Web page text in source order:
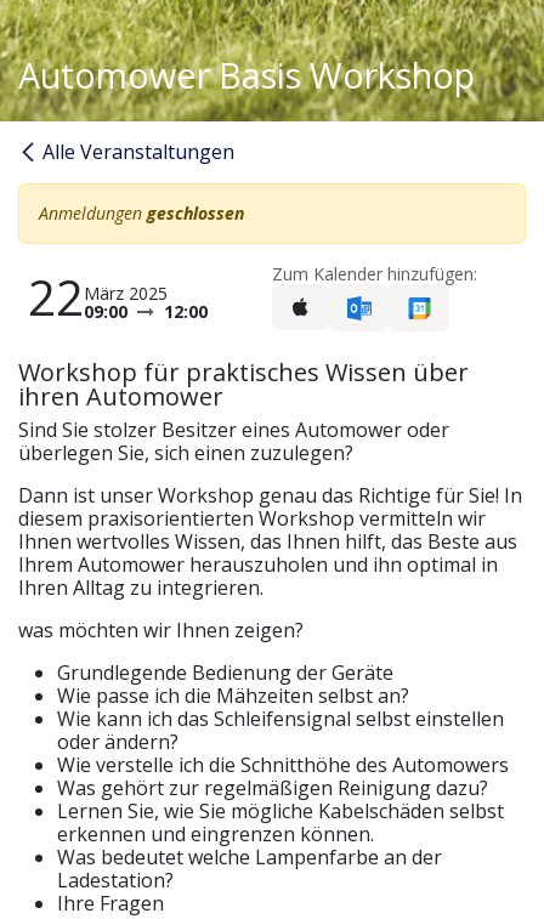
Automower Basis Workshop
Alle Veranstaltungen
Anmeldungengeschlossen
22März 2025
09:00 12:00
Zum Kalender hinzufügen:
Workshop für praktisches Wissen über
ihren Automower
Sind Sie stolzer Besitzer eines Automower oder
überlegen Sie, sich einen zuzulegen?
Dann ist unser Workshop genau das Richtige für Sie! In
diesem praxisorientierten Workshop vermitteln wir
Ihnen wertvolles Wissen, das Ihnen hilft, das Beste aus
Ihrem Automower herauszuholen und ihn optimal in
Ihren Alltag zu integrieren.
was möchten wir Ihnen zeigen?
Grundlegende Bedienung der Geräte
Wie passe ich die Mähzeiten selbst an?
Wie kann ich das Schleifensignal selbst einstellen
oder ändern?
Wie verstelle ich die Schnitthöhe des Automowers
Was gehört zur regelmäßigen Reinigung dazu?
Lernen Sie, wie Sie mögliche Kabelschäden selbst
erkennen und eingrenzen können.
Was bedeutet welche Lampenfarbe an der
Ladestation?
Ihre Fragen